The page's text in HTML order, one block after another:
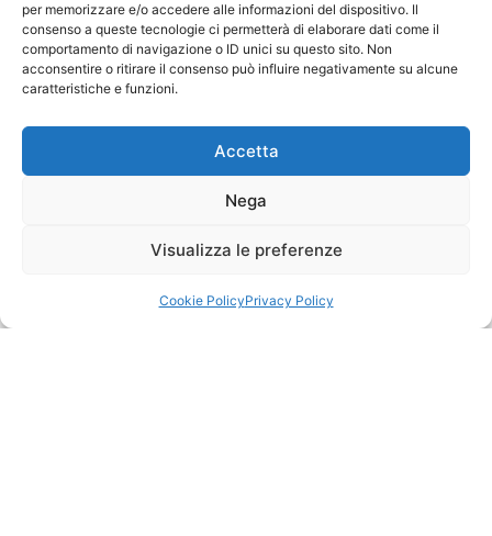
per memorizzare e/o accedere alle informazioni del dispositivo. Il
consenso a queste tecnologie ci permetterà di elaborare dati come il
comportamento di navigazione o ID unici su questo sito. Non
acconsentire o ritirare il consenso può influire negativamente su alcune
caratteristiche e funzioni.
Accetta
Nega
Visualizza le preferenze
Cookie PolicyPrivacy Policy